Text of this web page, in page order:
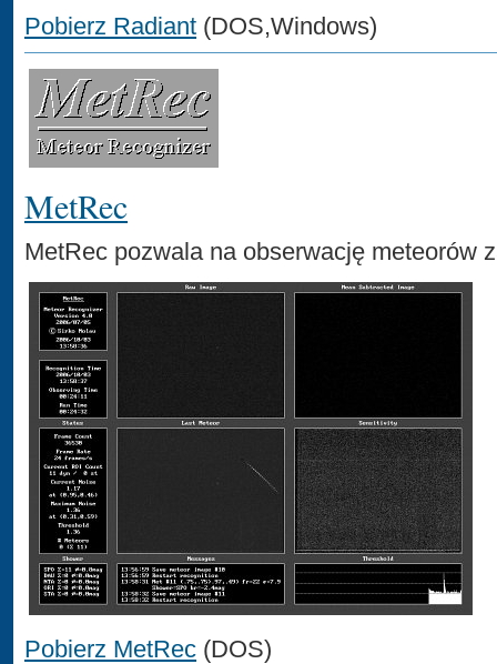
Pobierz Radiant (DOS,Windows)
MetRec
MetRec pozwala na obserwację meteorów
Pobierz MetRec (DOS)